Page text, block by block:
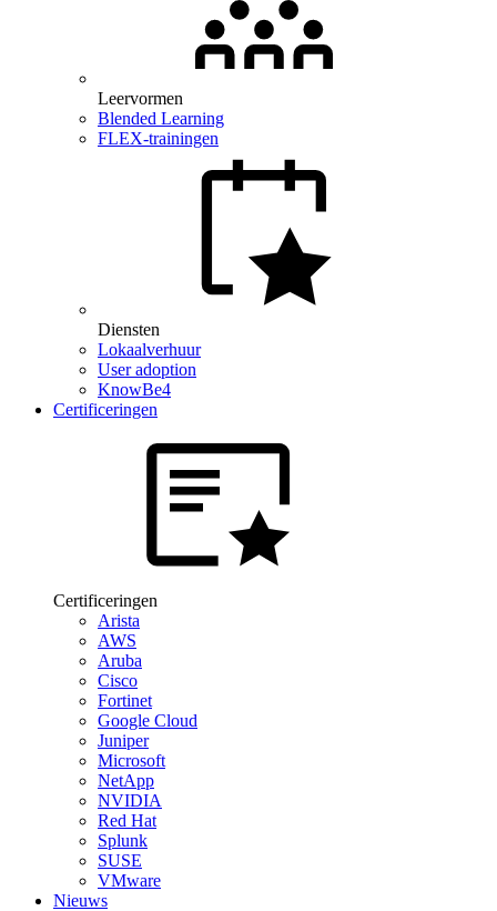
Leervormen
Blended Learning
FLEX-trainingen
Diensten
Lokaalverhuur
User adoption
KnowBe4
Certificeringen
Certificeringen
Arista
AWS
Aruba
Cisco
Fortinet
Google Cloud
Juniper
Microsoft
NetApp
NVIDIA
Red Hat
Splunk
SUSE
VMware
Nieuws